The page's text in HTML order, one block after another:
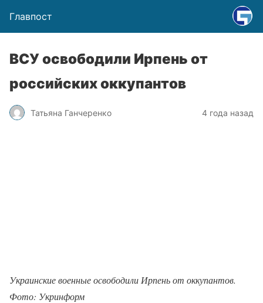
Главпост
ВСУ освободили Ирпень от
российских оккупантов
Татьяна Ганчеренко 4 года назад
Украинские военные освободили Ирпень от оккупантов.
Фото: Укринформ